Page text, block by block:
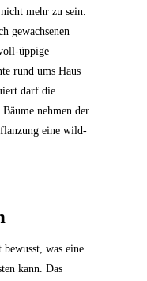
mehr zu sein.
gewachsenen
üppige
rund ums Haus
darf die
nehmen der
eine wild-
was eine
kann. Das